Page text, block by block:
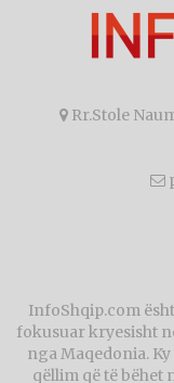
Rr.Stole
InfoShqip.com
fokusuar kryesisht
nga Maqedonia.
qëllim që të bëhet